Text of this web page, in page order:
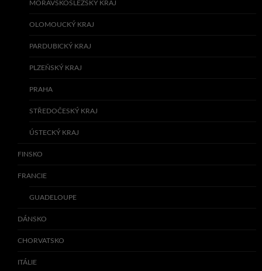
MORAVSKOSLEZSKÝ KRAJ
OLOMOUCKÝ KRAJ
PARDUBICKÝ KRAJ
PLZEŇSKÝ KRAJ
PRAHA
STŘEDOČESKÝ KRAJ
ÚSTECKÝ KRAJ
FINSKO
FRANCIE
GUADELOUPE
DÁNSKO
CHORVATSKO
ITÁLIE